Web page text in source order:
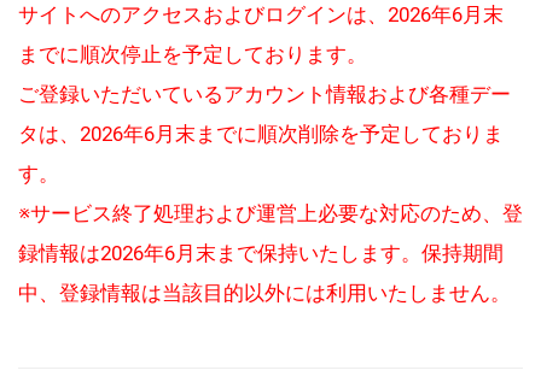
サイトへのアクセスおよびログインは、2026年6月末
までに順次停止を予定しております。
ご登録いただいているアカウント情報および各種デー
タは、2026年6月末までに順次削除を予定しておりま
す。
※サービス終了処理および運営上必要な対応のため、登
録情報は2026年6月末まで保持いたします。保持期間
中、登録情報は当該目的以外には利用いたしません。